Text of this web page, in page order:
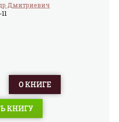
Дмитриевич
О КНИГЕ
КНИГУ